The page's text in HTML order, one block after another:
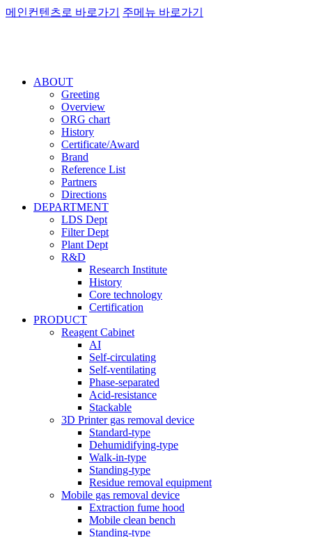
메인컨텐츠로 바로가기 주메뉴 바로가기
ABOUT
Greeting
Overview
ORG chart
History
Certificate/Award
Brand
Reference List
Partners
Directions
DEPARTMENT
LDS Dept
Filter Dept
Plant Dept
R&D
Research Institute
History
Core technology
Certification
PRODUCT
Reagent Cabinet
AI
Self-circulating
Self-ventilating
Phase-separated
Acid-resistance
Stackable
3D Printer gas removal device
Standard-type
Dehumidifying-type
Walk-in-type
Standing-type
Residue removal equipment
Mobile gas removal device
Extraction fume hood
Mobile clean bench
Standing-type